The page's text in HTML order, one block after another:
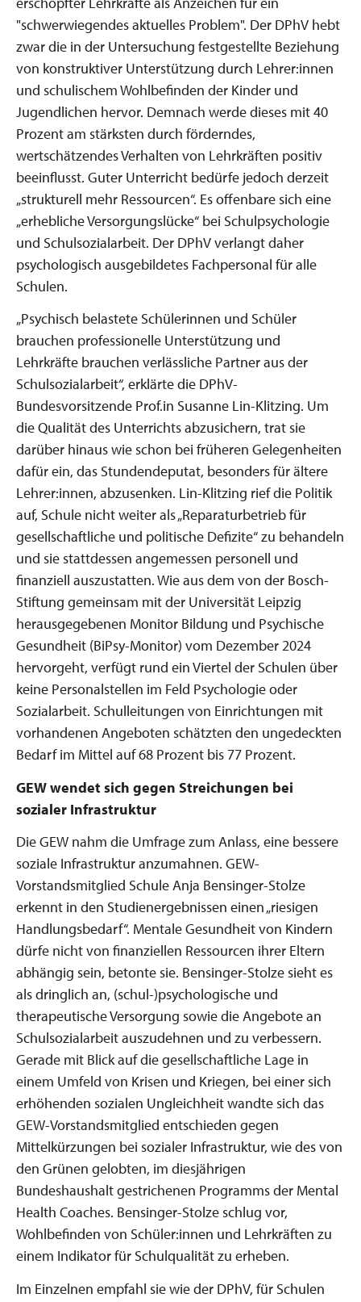
"schwerwiegendes aktuelles Problem". Der DPhV hebt
zwar die in der Untersuchung festgestellte Beziehung
von konstruktiver Unterstützung durch Lehrer:innen
und schulischem Wohlbefinden der Kinder und
Jugendlichen hervor. Demnach werde dieses mit 40
Prozent am stärksten durch förderndes,
wertschätzendes Verhalten von Lehrkräften positiv
beeinflusst. Guter Unterricht bedürfe jedoch derzeit
„strukturell mehr Ressourcen“. Es offenbare sich eine
„erhebliche Versorgungslücke“ bei Schulpsychologie
und Schulsozialarbeit. Der DPhV verlangt daher
psychologisch ausgebildetes Fachpersonal für alle
Schulen.
„Psychisch belastete Schülerinnen und Schüler
brauchen professionelle Unterstützung und
Lehrkräfte brauchen verlässliche Partner aus der
Schulsozialarbeit“, erklärte die DPhV-
Bundesvorsitzende Prof.in Susanne Lin-Klitzing. Um
die Qualität des Unterrichts abzusichern, trat sie
darüber hinaus wie schon bei früheren Gelegenheiten
dafür ein, das Stundendeputat, besonders für ältere
Lehrer:innen, abzusenken. Lin-Klitzing rief die Politik
auf, Schule nicht weiter als „Reparaturbetrieb für
gesellschaftliche und politische Defizite“ zu behandeln
und sie stattdessen angemessen personell und
finanziell auszustatten. Wie aus dem von der Bosch-
Stiftung gemeinsam mit der Universität Leipzig
herausgegebenen Monitor Bildung und Psychische
Gesundheit (BiPsy-Monitor) vom Dezember 2024
hervorgeht, verfügt rund ein Viertel der Schulen über
keine Personalstellen im Feld Psychologie oder
Sozialarbeit. Schulleitungen von Einrichtungen mit
vorhandenen Angeboten schätzten den ungedeckten
Bedarf im Mittel auf 68 Prozent bis 77 Prozent.
GEW wendet sich gegen Streichungen bei
sozialer Infrastruktur
Die GEW nahm die Umfrage zum Anlass, eine bessere
soziale Infrastruktur anzumahnen. GEW-
Vorstandsmitglied Schule Anja Bensinger-Stolze
erkennt in den Studienergebnissen einen „riesigen
Handlungsbedarf“. Mentale Gesundheit von Kindern
dürfe nicht von finanziellen Ressourcen ihrer Eltern
abhängig sein, betonte sie. Bensinger-Stolze sieht es
als dringlich an, (schul-)psychologische und
therapeutische Versorgung sowie die Angebote an
Schulsozialarbeit auszudehnen und zu verbessern.
Gerade mit Blick auf die gesellschaftliche Lage in
einem Umfeld von Krisen und Kriegen, bei einer sich
erhöhenden sozialen Ungleichheit wandte sich das
GEW-Vorstandsmitglied entschieden gegen
Mittelkürzungen bei sozialer Infrastruktur, wie des von
den Grünen gelobten, im diesjährigen
Bundeshaushalt gestrichenen Programms der Mental
Health Coaches. Bensinger-Stolze schlug vor,
Wohlbefinden von Schüler:innen und Lehrkräften zu
einem Indikator für Schulqualität zu erheben.
Im Einzelnen empfahl sie wie der DPhV, für Schulen